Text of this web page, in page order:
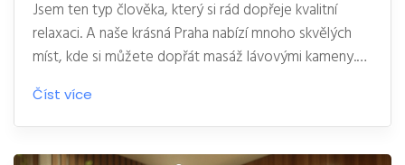
Jsem ten typ člověka, který si rád dopřeje kvalitní
relaxaci. A naše krásná Praha nabízí mnoho skvělých
míst, kde si můžete dopřát masáž lávovými kameny.
Pojďte se mnou objevit ta nejlepší. V tomto článku
vám představím místa, kam si rád chodím odpočinout
a načerpat novou energii. To vše a mnohem více
najdete u nás na webu.
Číst více